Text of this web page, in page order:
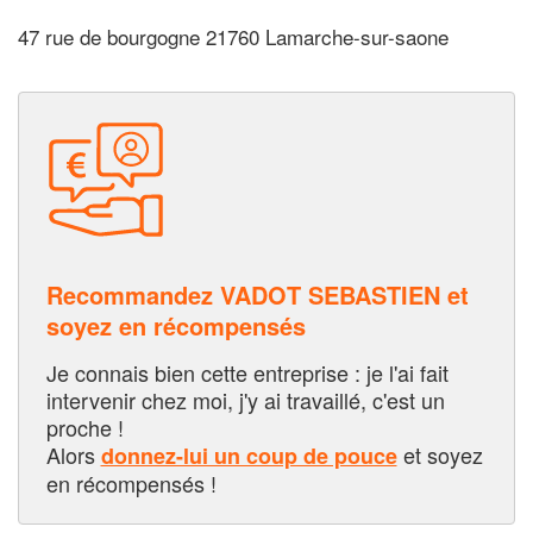
47 rue de bourgogne 21760 Lamarche-sur-saone
Recommandez VADOT SEBASTIEN et
soyez en récompensés
Je connais bien cette entreprise : je l'ai fait
intervenir chez moi, j'y ai travaillé, c'est un
proche !
Alorsdonnez-lui un coup de pouceet soyez
en récompensés !